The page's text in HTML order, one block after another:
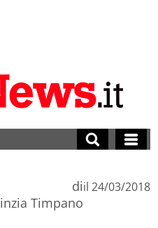
di
Timpano
il 24/03/2018